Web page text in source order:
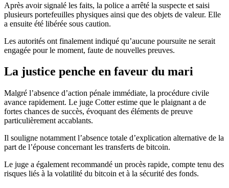
Après avoir signalé les faits, la police a arrêté la suspecte et saisi
plusieurs portefeuilles physiques ainsi que des objets de valeur. Elle
a ensuite été libérée sous caution.
Les autorités ont finalement indiqué qu’aucune poursuite ne serait
engagée pour le moment, faute de nouvelles preuves.
La justice penche en faveur du mari
Malgré l’absence d’action pénale immédiate, la procédure civile
avance rapidement. Le juge Cotter estime que le plaignant a de
fortes chances de succès, évoquant des éléments de preuve
particulièrement accablants.
Il souligne notamment l’absence totale d’explication alternative de la
part de l’épouse concernant les transferts de bitcoin.
Le juge a également recommandé un procès rapide, compte tenu des
risques liés à la volatilité du bitcoin et à la sécurité des fonds.